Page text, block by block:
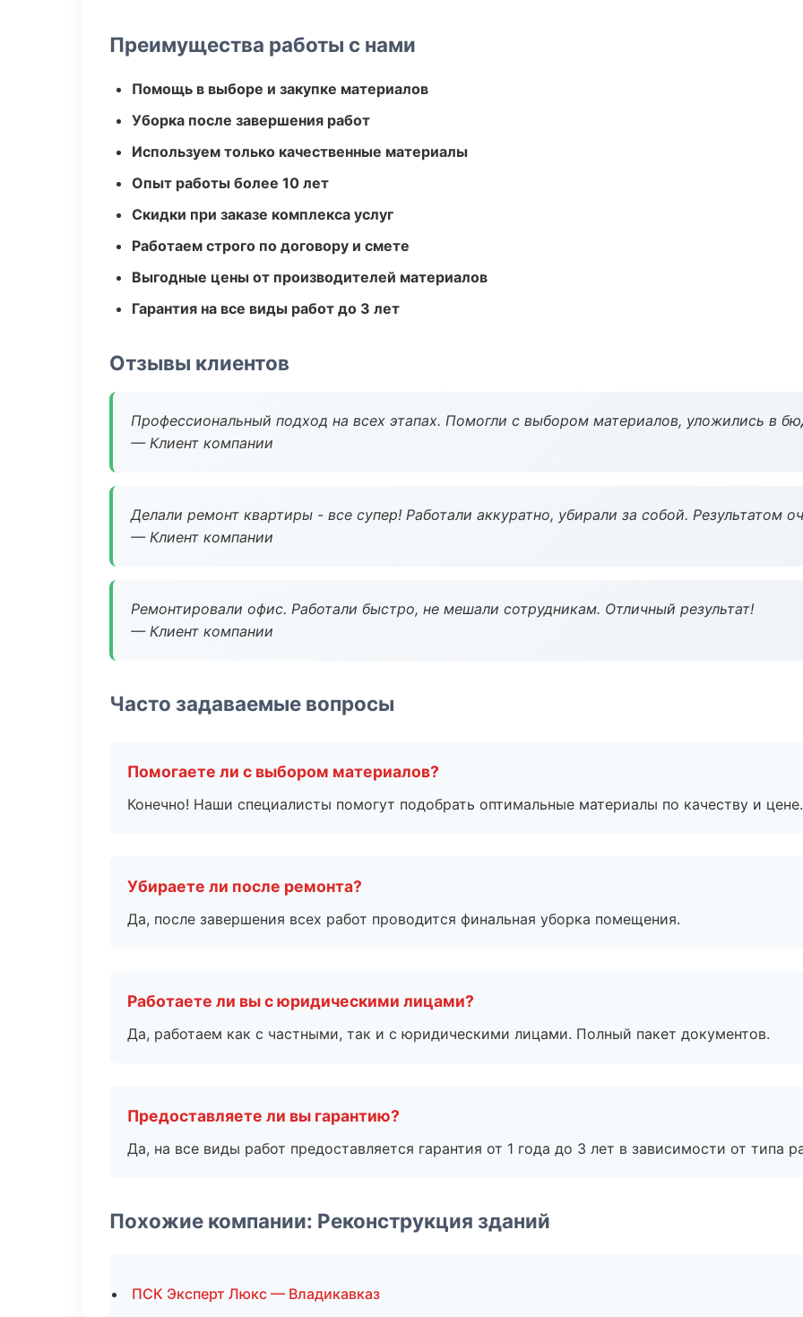
Преимущества работы с нами
Помощь в выборе и закупке материалов
Уборка после завершения работ
Используем только качественные материалы
Опыт работы более 10 лет
Скидки при заказе комплекса услуг
Работаем строго по договору и смете
Выгодные цены от производителей материалов
Гарантия на все виды работ до 3 лет
Отзывы клиентов
Профессиональный подход на всех этапах. Помогли с выбором материалов, уложились в
— Клиент компании
Делали ремонт квартиры - все супер! Работали аккуратно, убирали за собой. Результатом
— Клиент компании
Ремонтировали офис. Работали быстро, не мешали сотрудникам. Отличный результат!
— Клиент компании
Часто задаваемые вопросы
Помогаете ли с выбором материалов?
Конечно! Наши специалисты помогут подобрать оптимальные материалы по качеству и цене.
Убираете ли после ремонта?
Да, после завершения всех работ проводится финальная уборка помещения.
Работаете ли вы с юридическими лицами?
Да, работаем как с частными, так и с юридическими лицами. Полный пакет документов.
Предоставляете ли вы гарантию?
Да, на все виды работ предоставляется гарантия от 1 года до 3 лет в зависимости от типа
Похожие компании: Реконструкция зданий
ПСК Эксперт Люкс — Владикавказ